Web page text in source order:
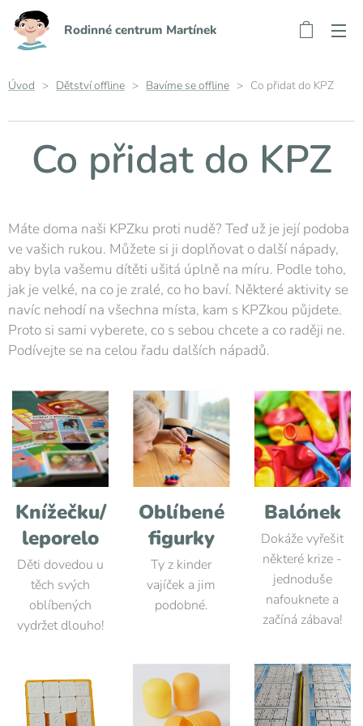
Rodinné centrum Martínek
Úvod > Dětství offline > Bavíme se offline > Co přidat do KPZ
Co přidat do KPZ
Máte doma naši KPZku proti nudě? Teď už je její podoba
ve vašich rukou. Můžete si ji doplňovat o další nápady,
aby byla vašemu dítěti ušitá úplně na míru. Podle toho,
jak je velké, na co je zralé, co ho baví. Některé aktivity se
navíc nehodí na všechna místa, kam s KPZkou půjdete.
Proto si sami vyberete, co s sebou chcete a co raději ne.
Podívejte se na celou řadu dalších nápadů.
Knížečku/
leporelo
Děti dovedou u
těch svých
oblíbených
vydržet dlouho!
Oblíbené
figurky
Ty z kinder
vajíček a jim
podobné.
Balónek
Dokáže vyřešit
některé krize -
jednoduše
nafouknete a
začíná zábava!